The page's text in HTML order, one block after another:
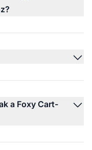
a Foxy Cart-